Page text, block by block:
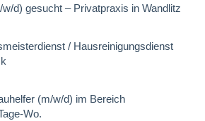
d) gesucht – Privatpraxis in Wandlitz
/ Hausreinigungsdienst
(m/w/d) im Bereich
Wo.